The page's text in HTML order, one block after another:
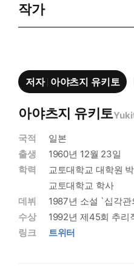
작가
저자 아야츠지 유키토
아야츠지 유키토
국적
일본
출생
1960년 12월 23일
학력
교토대학교 대학원
교토대학교 학사
데뷔
1987년 소설 `십각관
수상
1992년 제45회 추리
링크
트위터